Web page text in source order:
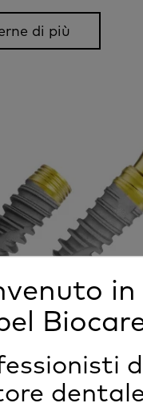
di più
Nobel
progettato per
eccellenza
in